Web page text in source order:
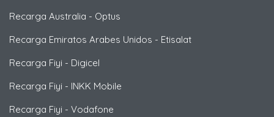
Recarga Australia - Optus
Recarga Emiratos Arabes Unidos - Etisalat
Recarga Fiyi - Digicel
Recarga Fiyi - INKK Mobile
Recarga Fiyi - Vodafone